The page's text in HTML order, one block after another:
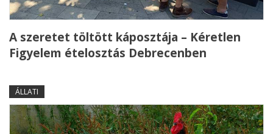
A szeretet töltött káposztája – Kéretlen
Figyelem ételosztás Debrecenben
ÁLLATI